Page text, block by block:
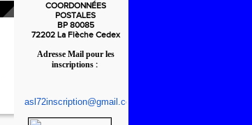
COORDONNÉES
POSTALES
BP 80085
72202 La Flèche Cedex
Adresse Mail pour les
inscriptions:
asl72inscription@gmail.com